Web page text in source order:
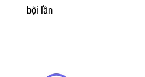
bội lần